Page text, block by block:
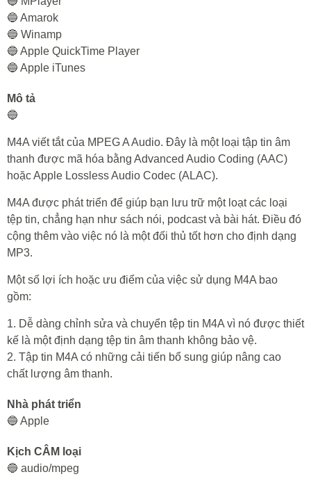
🔵 Amarok
🔵 Winamp
🔵 Apple QuickTime Player
🔵 Apple iTunes
Mô tả
🔵
M4A viết tắt của MPEG A Audio. Đây là một loại tập tin âm
thanh được mã hóa bằng Advanced Audio Coding (AAC)
hoặc Apple Lossless Audio Codec (ALAC).
M4A được phát triển để giúp bạn lưu trữ một loạt các loại
tệp tin, chẳng hạn như sách nói, podcast và bài hát. Điều đó
cộng thêm vào việc nó là một đối thủ tốt hơn cho định dạng
MP3.
Một số lợi ích hoặc ưu điểm của việc sử dụng M4A bao
gồm:
1. Dễ dàng chỉnh sửa và chuyển tệp tin M4A vì nó được thiết
kế là một định dạng tệp tin âm thanh không bảo vệ.
2. Tập tin M4A có những cải tiến bổ sung giúp nâng cao
chất lượng âm thanh.
Nhà phát triển
🔵 Apple
Kịch CÂM loại
🔵 audio/mpeg